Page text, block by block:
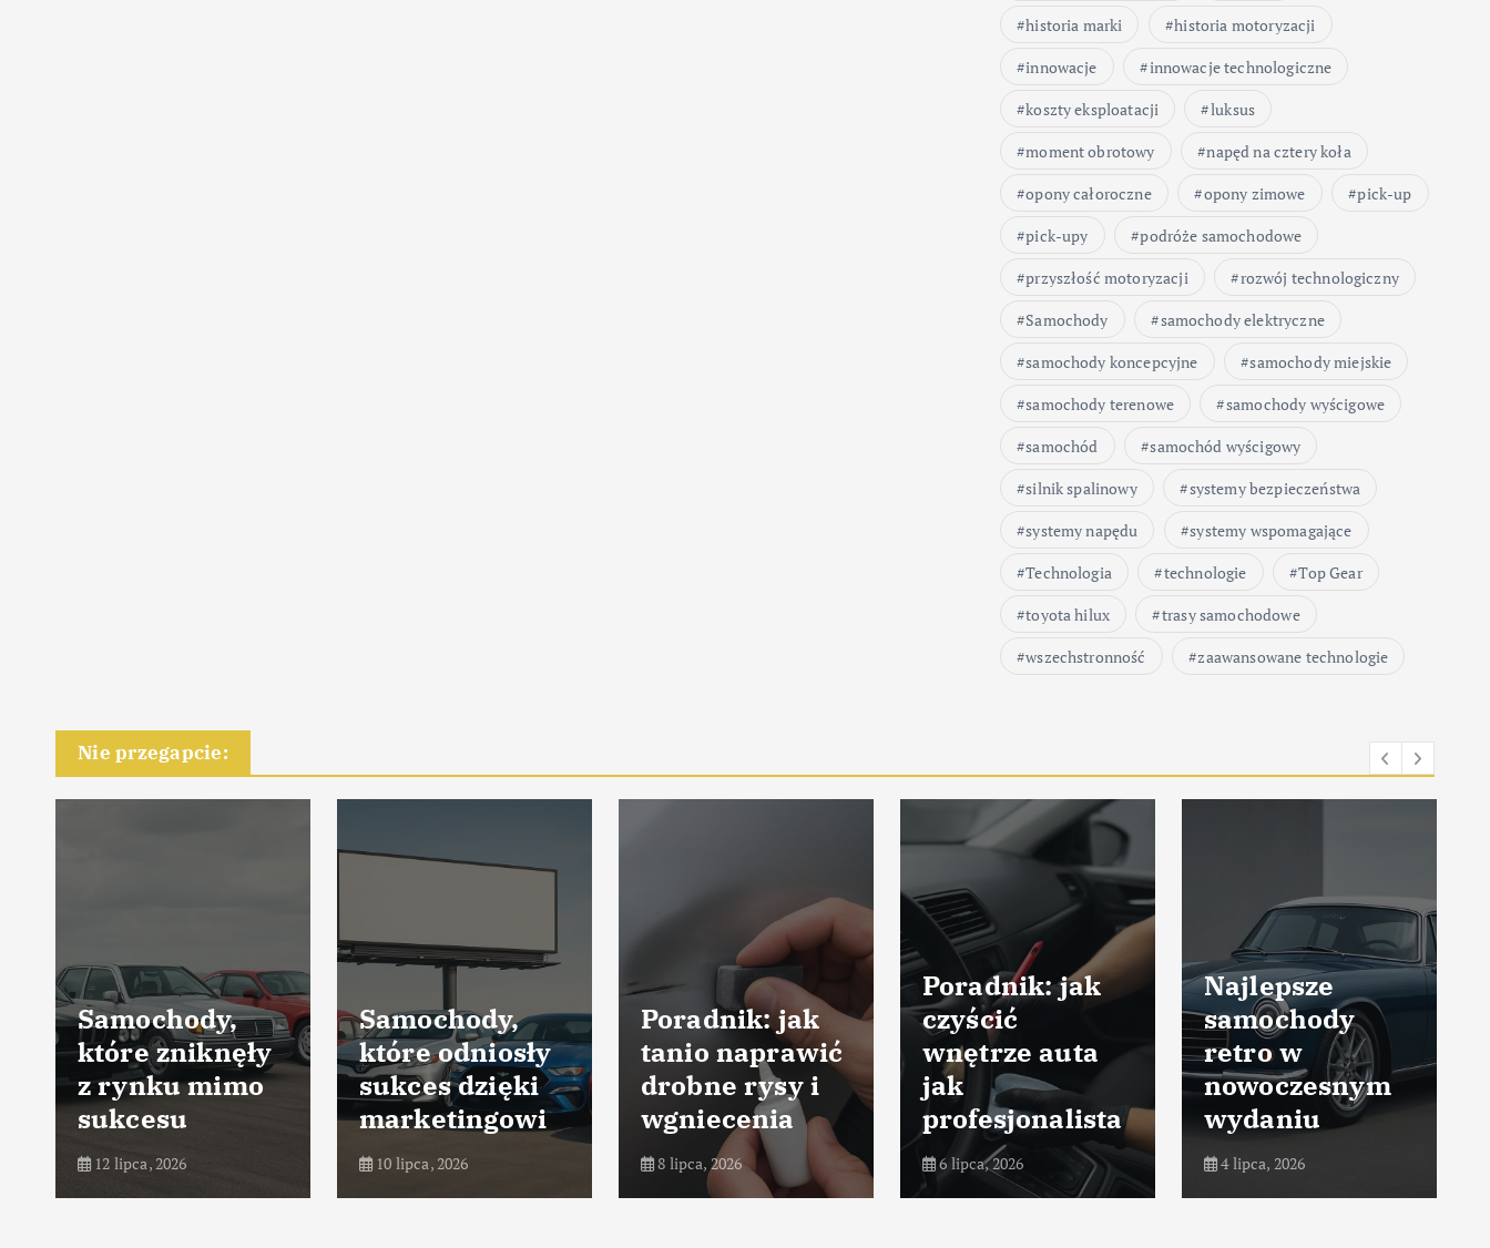
historia marki
historia motoryzacji
innowacje
innowacje technologiczne
koszty eksploatacji
luksus
moment obrotowy
napęd na cztery koła
opony całoroczne
opony zimowe
pick-up
pick-upy
podróże samochodowe
przyszłość motoryzacji
rozwój technologiczny
Samochody
samochody elektryczne
samochody koncepcyjne
samochody miejskie
samochody terenowe
samochody wyścigowe
samochód
samochód wyścigowy
silnik spalinowy
systemy bezpieczeństwa
systemy napędu
systemy wspomagające
Technologia
technologie
Top Gear
toyota hilux
trasy samochodowe
wszechstronność
zaawansowane technologie
Nie przegapcie:
Samochody,
które zniknęły
z rynku mimo
sukcesu
12 lipca, 2026
Samochody,
które odniosły
sukces dzięki
marketingowi
10 lipca, 2026
Poradnik: jak
tanio naprawić
drobne rysy i
wgniecenia
8 lipca, 2026
Poradnik: jak
czyścić
wnętrze auta
jak
profesjonalista
6 lipca, 2026
Najlepsze
samochody
retro w
nowoczesnym
wydaniu
4 lipca, 2026